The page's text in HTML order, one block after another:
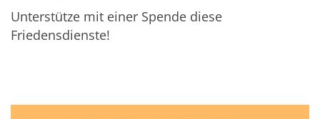
Unterstütze mit einer Spende diese
Friedensdienste!